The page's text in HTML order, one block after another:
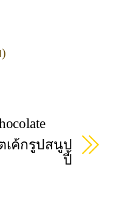
เค้กรูปสนูป
ปี้